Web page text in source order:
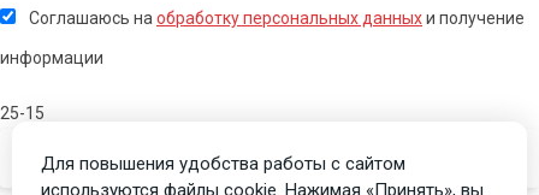
Соглашаюсь наобработку персональных данныхи получение
информации
25-15
Для повышения удобства работы с сайтом
используются файлы cookie. Нажимая «Принять», вы